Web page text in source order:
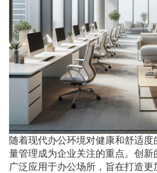
随着现代办公环境对健康和舒适
量管理成为企业关注的重点。创
广泛应用于办公场所，旨在打造